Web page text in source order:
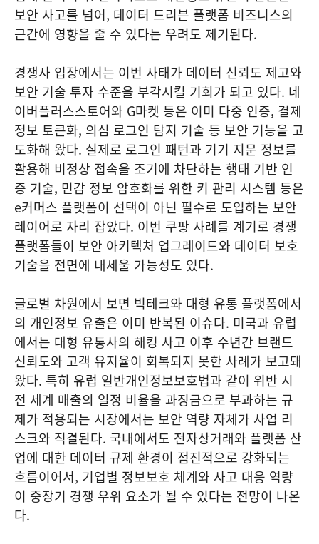
보안 사고를 넘어, 데이터 드리븐 플랫폼 비즈니스의
근간에 영향을 줄 수 있다는 우려도 제기된다.
경쟁사 입장에서는 이번 사태가 데이터 신뢰도 제고와
보안 기술 투자 수준을 부각시킬 기회가 되고 있다. 네
이버플러스스토어와 G마켓 등은 이미 다중 인증, 결제
정보 토큰화, 의심 로그인 탐지 기술 등 보안 기능을 고
도화해 왔다. 실제로 로그인 패턴과 기기 지문 정보를
활용해 비정상 접속을 조기에 차단하는 행태 기반 인
증 기술, 민감 정보 암호화를 위한 키 관리 시스템 등은
e커머스 플랫폼이 선택이 아닌 필수로 도입하는 보안
레이어로 자리 잡았다. 이번 쿠팡 사례를 계기로 경쟁
플랫폼들이 보안 아키텍처 업그레이드와 데이터 보호
기술을 전면에 내세울 가능성도 있다.
글로벌 차원에서 보면 빅테크와 대형 유통 플랫폼에서
의 개인정보 유출은 이미 반복된 이슈다. 미국과 유럽
에서는 대형 유통사의 해킹 사고 이후 수년간 브랜드
신뢰도와 고객 유지율이 회복되지 못한 사례가 보고돼
왔다. 특히 유럽 일반개인정보보호법과 같이 위반 시
전 세계 매출의 일정 비율을 과징금으로 부과하는 규
제가 적용되는 시장에서는 보안 역량 자체가 사업 리
스크와 직결된다. 국내에서도 전자상거래와 플랫폼 산
업에 대한 데이터 규제 환경이 점진적으로 강화되는
흐름이어서, 기업별 정보보호 체계와 사고 대응 역량
이 중장기 경쟁 우위 요소가 될 수 있다는 전망이 나온
다.